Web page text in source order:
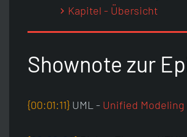
Kapitel - Übersicht
Shownote zur
{00:01:11} UML - Unified Modeling